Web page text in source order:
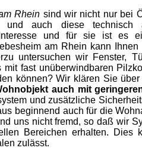
Rhein sind wir nicht nur bei
und auch diese
und für sie ist es
am Rhein kann
untersuchen wir Fenster,
fast unüberwindbaren
können? Wir klären Sie
auch mit
und zusätzliche
beginnend auch für die
uns nicht fremd, so daß wir
Bereichen erhalten. Dies
zulässt.